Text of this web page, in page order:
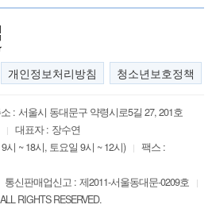
개인정보처리방침 청소년보호정책
: 서울시 동대문구 약령시로5길 27, 201호
| 대표자 : 장수연
시 ~ 18시, 토요일 9시 ~ 12시) |
팩스 :
통신판매업신고 : 제2011-서울동대문-0209호 |
RIGHTS RESERVED.